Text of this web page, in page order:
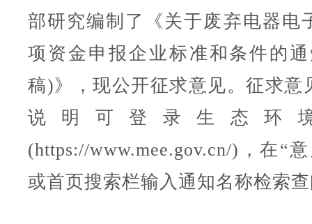
部研究编制了《关于废弃电器电
项资金申报企业标准和条件的
稿)》，现公开征求意见。征求意
说明可登录生态环
(https://www.mee.gov.cn/)，在“
或首页搜索栏输入通知名称检索